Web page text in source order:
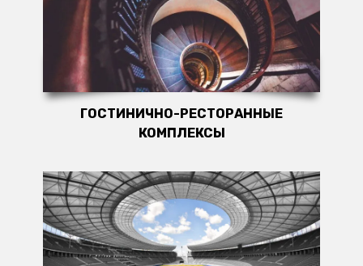
ГОСТИНИЧНО-РЕСТОРАННЫЕ
КОМПЛЕКСЫ